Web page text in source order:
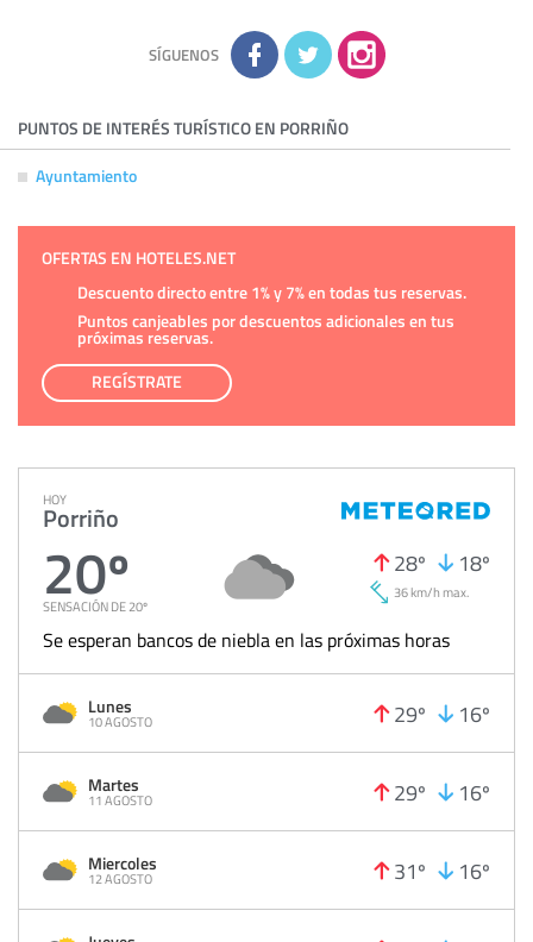
adicional y detallada sobre cómo tratamos sus datos en la
política de privacidad
SÍGUENOS
PUNTOS DE INTERÉS TURÍSTICO EN PORRIÑO
Ayuntamiento
OFERTAS EN HOTELES.NET
Descuento directo entre 1% y 7% en todas tus reservas.
Puntos canjeables por descuentos adicionales en tus
próximas reservas.
REGÍSTRATE
HOY
Porriño
20º
SENSACIÓN DE 20º
28º 18º
36 km/h max.
Se esperan bancos de niebla en las próximas horas
Lunes
10 AGOSTO 29º 16º
Martes
11 AGOSTO 29º 16º
Miercoles
12 AGOSTO 31º 16º